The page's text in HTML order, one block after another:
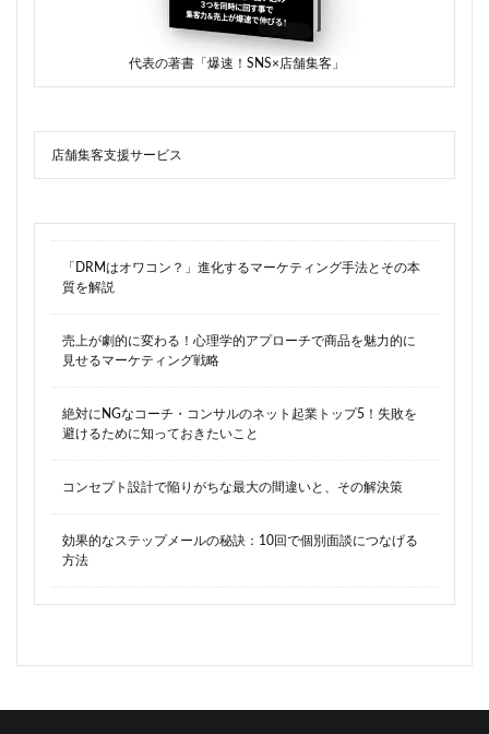
代表の著書「爆速！SNS×店舗集客」
店舗集客支援サービス
「DRMはオワコン？」進化するマーケティング手法とその本
質を解説
売上が劇的に変わる！心理学的アプローチで商品を魅力的に
見せるマーケティング戦略
絶対にNGなコーチ・コンサルのネット起業トップ5！失敗を
避けるために知っておきたいこと
コンセプト設計で陥りがちな最大の間違いと、その解決策
効果的なステップメールの秘訣：10回で個別面談につなげる
方法